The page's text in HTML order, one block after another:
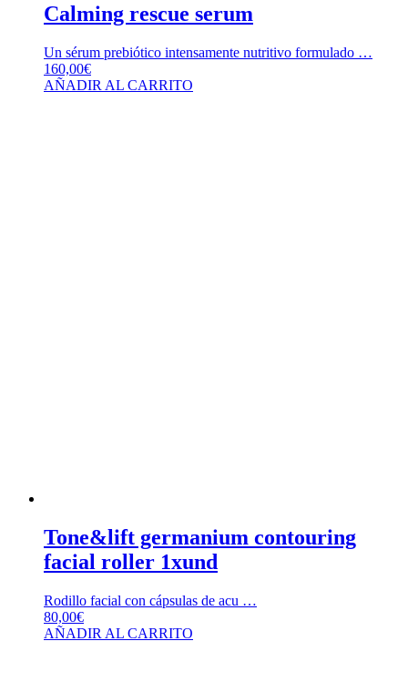
Calming rescue serum
Un sérum prebiótico intensamente nutritivo formulado …
160,00€
AÑADIR AL CARRITO
Tone&lift germanium contouring
facial roller 1xund
Rodillo facial con cápsulas de acu …
80,00€
AÑADIR AL CARRITO